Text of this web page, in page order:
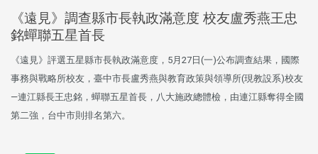
《遠見》調查縣市長執政滿意度 校友盧秀燕王忠
銘蟬聯五星首長
《遠見》評選五星縣市長執政滿意度，5月27日(一)公布調查結果，國際
事務與戰略所校友，臺中市長盧秀燕與教育政策與領導所(現教設系)校友
—連江縣長王忠銘，蟬聯五星首長，八大施政總體檢，由連江縣奪得全國
第二強，台中市則排名第六。